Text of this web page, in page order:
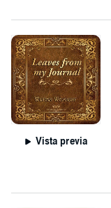
Vista previa